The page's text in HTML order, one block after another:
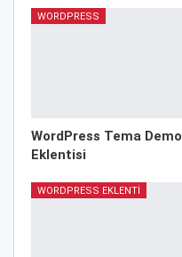
WORDPRESS
WordPress Tema Demo
Eklentisi
WORDPRESS EKLENTI